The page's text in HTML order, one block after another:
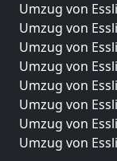
Umzug von
Umzug von
Umzug von
Umzug von
Umzug von
Umzug von
Umzug von
Umzug von